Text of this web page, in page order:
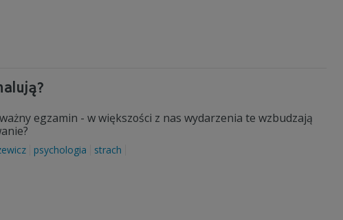
egzamin - w większości z nas wydarzenia te wzbudzają
psychologia strach